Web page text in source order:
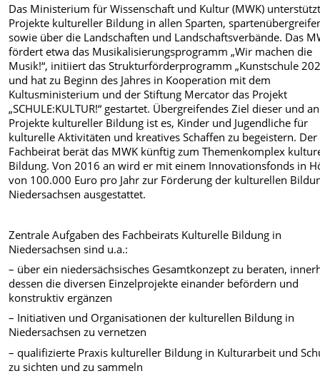
Das Ministerium für Wissenschaft und Kultur (MWK)
Projekte kultureller Bildung in allen Sparten,
sowie über die Landschaften und Landschaftsverbände. Das
fördert etwa das Musikalisierungsprogramm „Wir machen die
Musik!“, initiiert das Strukturförderprogramm „Kunstschule
und hat zu Beginn des Jahres in Kooperation mit dem
Kultusministerium und der Stiftung Mercator das Projekt
„SCHULE:KULTUR!“ gestartet. Übergreifendes Ziel dieser und
Projekte kultureller Bildung ist es, Kinder und Jugendliche für
kulturelle Aktivitäten und kreatives Schaffen zu begeistern. Der
Fachbeirat berät das MWK künftig zum Themenkomplex
Bildung. Von 2016 an wird er mit einem Innovationsfonds in
von 100.000 Euro pro Jahr zur Förderung der kulturellen
Niedersachsen ausgestattet.
Zentrale Aufgaben des Fachbeirats Kulturelle Bildung in
Niedersachsen sind u.a.:
– über ein niedersächsisches Gesamtkonzept zu beraten,
dessen die diversen Einzelprojekte einander befördern und
konstruktiv ergänzen
– Initiativen und Organisationen der kulturellen Bildung in
Niedersachsen zu vernetzen
– qualifizierte Praxis kultureller Bildung in Kulturarbeit und
zu sichten und zu sammeln